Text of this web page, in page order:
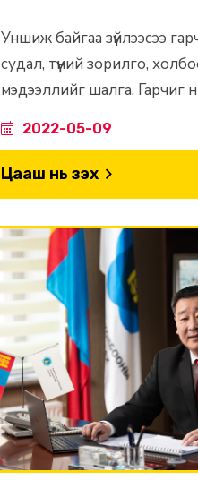
Уншиж байгаа зүйлээсээ
судал, түүний зорилго,
мэдээллийг шалга. Гарчиг
татахын тулд хэтэрхий үг
магад. Бүтэн мэдээлэл нь
Зохиогчийн талаар түргэн
Итгэж болохуйц байна
2022-05-09
Цааш нь үзэх